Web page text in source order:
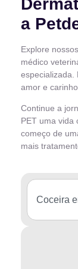
a
Explore
médico
especializada.
amor e
Continue a
PET uma vida
começo de
mais